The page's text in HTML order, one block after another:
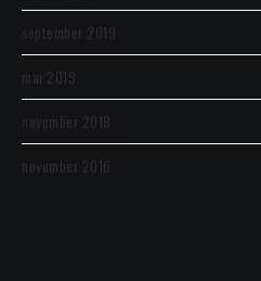
september 2019
mai 2019
november 2018
november 2016